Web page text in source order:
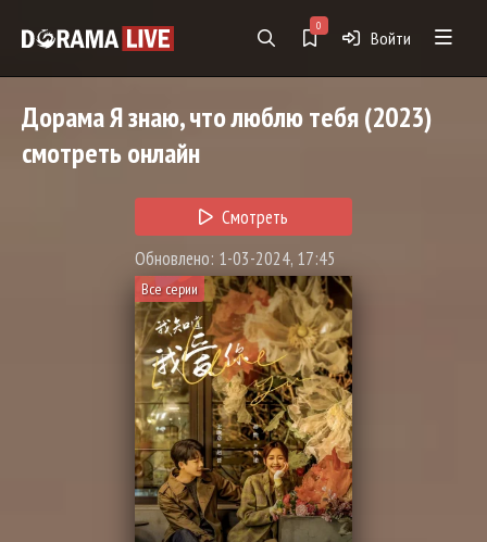
0
Войти
ДорамаЯ знаю, что люблю тебя(2023)
смотреть онлайн
Смотреть
Обновлено: 1-03-2024, 17:45
Все серии